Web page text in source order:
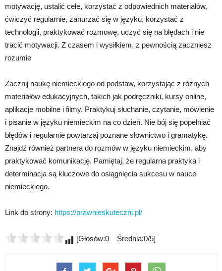
motywację, ustalić cele, korzystać z odpowiednich materiałów,
ćwiczyć regularnie, zanurzać się w języku, korzystać z
technologii, praktykować rozmowę, uczyć się na błędach i nie
tracić motywacji. Z czasem i wysiłkiem, z pewnością zaczniesz
rozumie
Zacznij naukę niemieckiego od podstaw, korzystając z różnych
materiałów edukacyjnych, takich jak podręczniki, kursy online,
aplikacje mobilne i filmy. Praktykuj słuchanie, czytanie, mówienie
i pisanie w języku niemieckim na co dzień. Nie bój się popełniać
błędów i regularnie powtarzaj poznane słownictwo i gramatykę.
Znajdź również partnera do rozmów w języku niemieckim, aby
praktykować komunikację. Pamiętaj, że regularna praktyka i
determinacja są kluczowe do osiągnięcia sukcesu w nauce
niemieckiego.
Link do strony: https://prawnieskuteczni.pl/
[Głosów:0 Średnia:0/5]